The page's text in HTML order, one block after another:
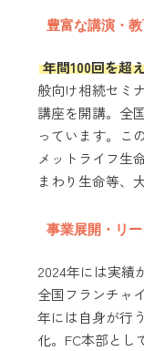
豊富な講演・
年間100回を超
般向け相続セミ
講座を開講。全
っています。こ
メットライフ生
まわり生命等、
事業展開・リ
2024年には実績
全国フランチャ
年には自身が行
化。FC本部とし